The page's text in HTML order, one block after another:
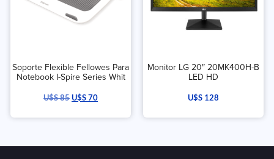
Soporte Flexible Fellowes Para
Notebook I-Spire Series Whit
U$S85U$S70
Monitor LG 20″ 20MK400H-B
LED HD
U$S 128